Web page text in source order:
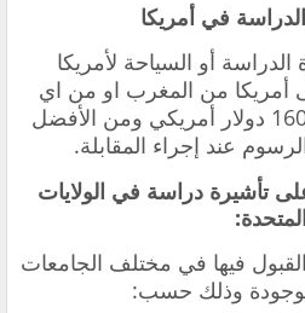
في أمريكا
أو السياحة لأمريكا
أمريكا من المغرب او من اي
بحوالي 160 دولار أمريكي ومن الأفضل
عند إجراء المقابلة.
تأشيرة دراسة في الولايات
المتحدة:
فيها في مختلف الجامعات
وذلك حسب: